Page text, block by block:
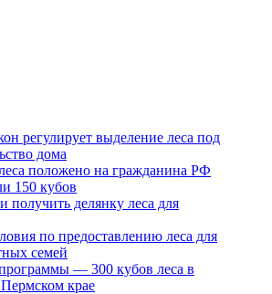
регулирует выделение леса под
дома
положено на гражданина РФ
150 кубов
делянку леса для
по предоставлению леса для
семей
— 300 кубов леса в
крае